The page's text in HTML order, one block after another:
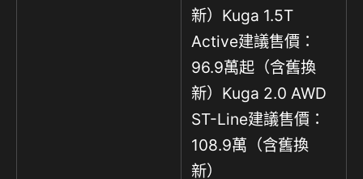
新）Kuga 1.5T
Active建議售價：
96.9萬起（含舊換
新）Kuga 2.0 AWD
ST-Line建議售價：
108.9萬（含舊換
新）